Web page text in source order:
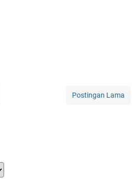
Postingan Lama